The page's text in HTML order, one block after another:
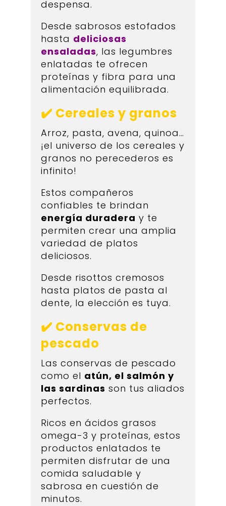
despensa.
Desde sabrosos estofados
hasta deliciosas
ensaladas, las legumbres
enlatadas te ofrecen
proteínas y fibra para una
alimentación equilibrada.
✔️ Cereales y granos
Arroz, pasta, avena, quinoa…
¡el universo de los cereales y
granos no perecederos es
infinito!
Estos compañeros
confiables te brindan
energía duradera y te
permiten crear una amplia
variedad de platos
deliciosos.
Desde risottos cremosos
hasta platos de pasta al
dente, la elección es tuya.
✔️ Conservas de
pescado
Las conservas de pescado
como el atún, el salmón y
las sardinas son tus aliados
perfectos.
Ricos en ácidos grasos
omega-3 y proteínas, estos
productos enlatados te
permiten disfrutar de una
comida saludable y
sabrosa en cuestión de
minutos.